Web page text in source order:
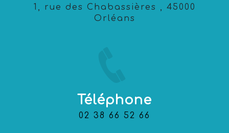
1, rue des Chabassières , 45000
Orléans
Téléphone
02 38 66 52 66